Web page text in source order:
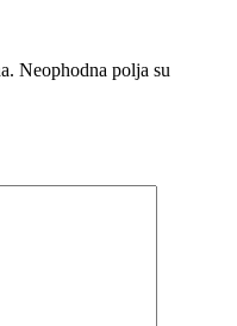
Neophodna polja su